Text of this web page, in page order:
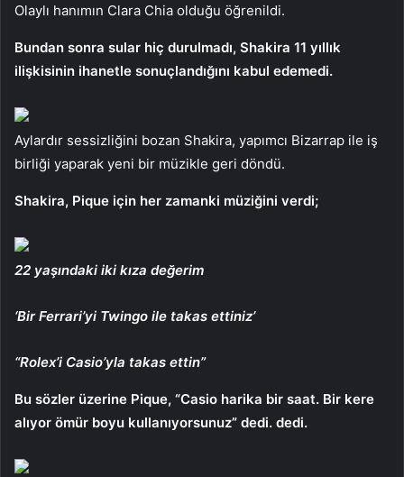
Olaylı hanımın Clara Chia olduğu öğrenildi.
Bundan sonra sular hiç durulmadı, Shakira 11 yıllık
ilişkisinin ihanetle sonuçlandığını kabul edemedi.
Aylardır sessizliğini bozan Shakira, yapımcı Bizarrap ile iş
birliği yaparak yeni bir müzikle geri döndü.
Shakira, Pique için her zamanki müziğini verdi;
22 yaşındaki iki kıza değerim
‘Bir Ferrari’yi Twingo ile takas ettiniz’
“Rolex’i Casio’yla takas ettin”
Bu sözler üzerine Pique, “Casio harika bir saat. Bir kere
alıyor ömür boyu kullanıyorsunuz” dedi. dedi.